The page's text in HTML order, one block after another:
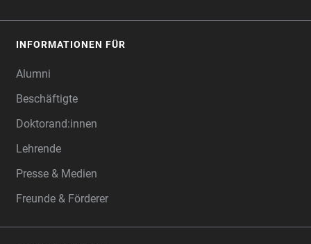
INFORMATIONEN FÜR
Alumni
Beschäftigte
Doktorand:innen
Lehrende
Presse & Medien
Freunde & Förderer